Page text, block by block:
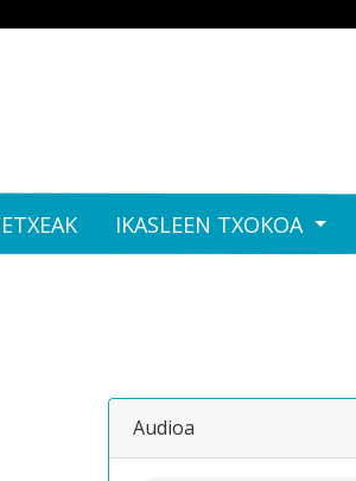
IKASLEEN TXOKOA
Audioa